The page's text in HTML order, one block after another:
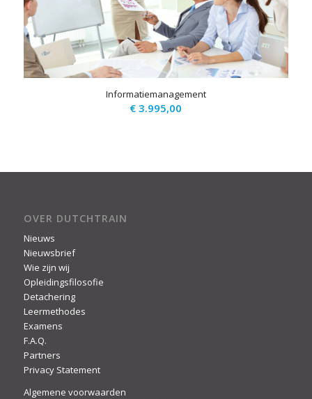
Informatiemanagement
€ 3.995,00
OVER DUTCHTRAIN
Nieuws
Nieuwsbrief
Wie zijn wij
Opleidingsfilosofie
Detachering
Leermethodes
Examens
F.A.Q.
Partners
Privacy Statement
Algemene voorwaarden